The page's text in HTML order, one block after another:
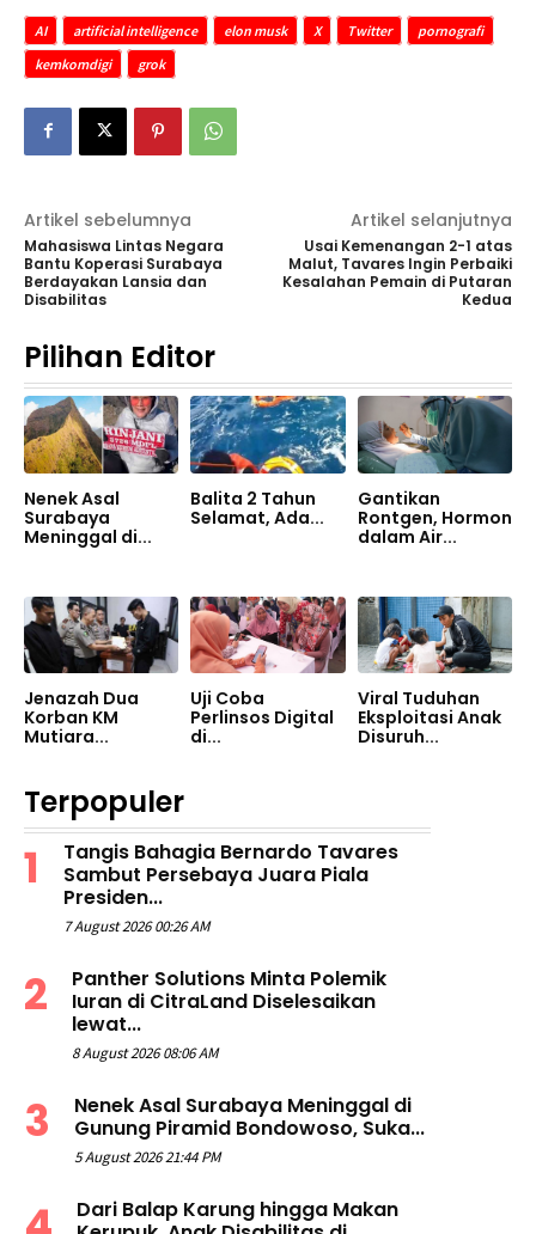
AI artificial intelligence elon musk X Twitter
pornografi
kemkomdigi
grok
Artikel sebelumnya
Mahasiswa Lintas Negara
Bantu Koperasi Surabaya
Berdayakan Lansia dan
Disabilitas
Artikel selanjutnya
Usai Kemenangan 2-1 atas
Malut, Tavares Ingin Perbaiki
Kesalahan Pemain di Putaran
Kedua
Pilihan Editor
Nenek Asal
Surabaya
Meninggal di...
Balita 2 Tahun
Selamat, Ada...
Gantikan
Rontgen, Hormon
dalam Air...
Jenazah Dua
Korban KM
Mutiara...
Uji Coba
Perlinsos Digital
di...
Viral Tuduhan
Eksploitasi Anak
Disuruh...
Terpopuler
Tangis Bahagia Bernardo Tavares
Sambut Persebaya Juara Piala
Presiden...
7 August 2026 00:26 AM
Panther Solutions Minta Polemik
Iuran di CitraLand Diselesaikan
lewat...
8 August 2026 08:06 AM
Nenek Asal Surabaya Meninggal di
Gunung Piramid Bondowoso, Suka...
5 August 2026 21:44 PM
Dari Balap Karung hingga Makan